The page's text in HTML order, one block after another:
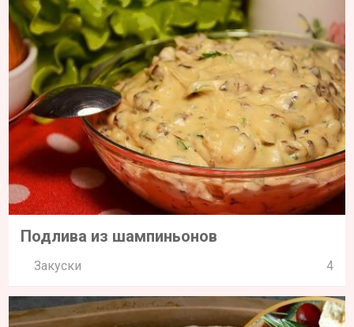
Подлива из шампиньонов
Закуски 4